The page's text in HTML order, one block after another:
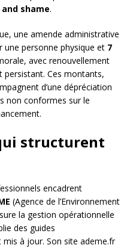
shame.
une amende administrative
une personne physique et 7
avec renouvellement
persistant. Ces montants,
d’une dépréciation
non conformes sur le
structurent
encadrent
(Agence de l’Environnement
la gestion opérationnelle
des guides
à jour. Son site ademe.fr